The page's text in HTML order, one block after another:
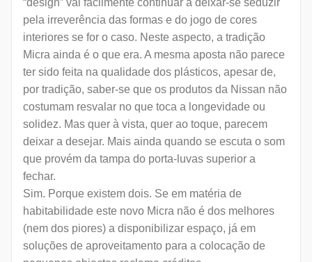
“design” vai facilmente continuar a deixar-se seduzir
pela irreverência das formas e do jogo de cores
interiores se for o caso. Neste aspecto, a tradição
Micra ainda é o que era. A mesma aposta não parece
ter sido feita na qualidade dos plásticos, apesar de,
por tradição, saber-se que os produtos da Nissan não
costumam resvalar no que toca a longevidade ou
solidez. Mas quer à vista, quer ao toque, parecem
deixar a desejar. Mais ainda quando se escuta o som
que provém da tampa do porta-luvas superior a
fechar.
Sim. Porque existem dois. Se em matéria de
habitabilidade este novo Micra não é dos melhores
(nem dos piores) a disponibilizar espaço, já em
soluções de aproveitamento para a colocação de